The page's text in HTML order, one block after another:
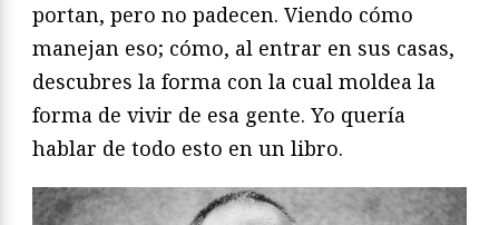
portan, pero no padecen. Viendo cómo
manejan eso; cómo, al entrar en sus casas,
descubres la forma con la cual moldea la
forma de vivir de esa gente. Yo quería
hablar de todo esto en un libro.